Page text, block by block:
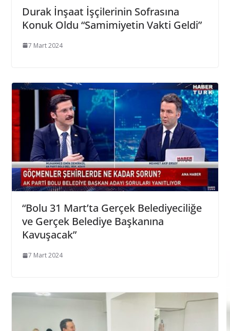
Durak İnşaat İşçilerinin Sofrasına
Konuk Oldu “Samimiyetin Vakti Geldi”
7 Mart 2024
“Bolu 31 Mart’ta Gerçek Belediyeciliğe
ve Gerçek Belediye Başkanına
Kavuşacak”
7 Mart 2024